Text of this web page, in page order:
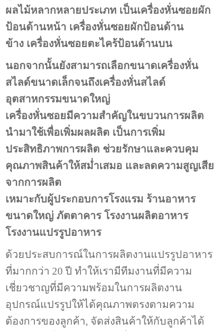
ผลไม้หลากหลายประเภท เป็นเครื่องหั่นซอยผัก
ป้อนด้านหน้า เครื่องหั่นซอยผักป้อนด้าน
ข้าง เครื่องหั่นซอยตะไคร้ป้อนด้านบน
นอกจากนั้นยังสามารถเลือกขนาดเครื่องหั่น
สไลด์ขนาดเล็กจนถึงเครื่องหั่นสไลด์
อุตสาหกรรมขนาดใหญ่
เครื่องหั่นซอยมีความสำคัญในขบวนการผลิต
นำมาใช้เพื่อเพิ่มผลผลิต เป็นการเพิ่ม
ประสิทธิภาพการผลิต ช่วยรักษาและควบคุม
คุณภาพสินค้าให้สม่ำเสมอ และลดความสูญเสีย
จากการผลิต
เหมาะกับผู้ประกอบการโรงแรม ร้านอาหาร
ขนาดใหญ่ ภัตตาคาร โรงงานผลิตอาหาร
โรงงานแปรรูปอาหาร
ด้วยประสบการณ์ในการผลิตงานแปรรูปอาหาร
ที่มากกว่า 20 ปี ทำให้เรามีทีมงานที่มีความ
เชี่ยวชาญที่มีความพร้อมในการผลิตงาน
อุปกรณ์แปรรูปให้ได้คุณภาพตรงตามความ
ต้องการของลูกค้า, จัดส่งสินค้าให้กับลูกค้าได้